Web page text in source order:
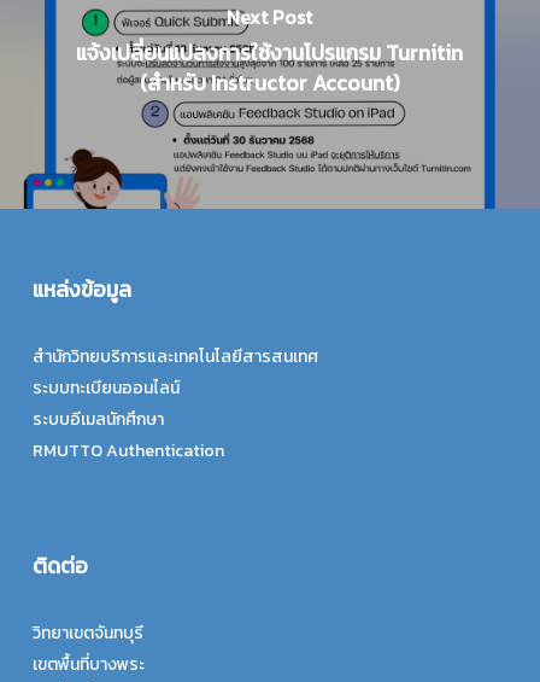
Next Post
แจ้งเปลี่ยนแปลงการใช้งานโปรแกรม Turnitin
(สำหรับ Instructor Account)
แหล่งข้อมูล
สำนักวิทยบริการและเทคโนโลยีสารสนเทศ
ระบบทะเบียนออนไลน์
ระบบอีเมลนักศึกษา
RMUTTO Authentication
ติดต่อ
วิทยาเขตจันทบุรี
เขตพื้นที่บางพระ